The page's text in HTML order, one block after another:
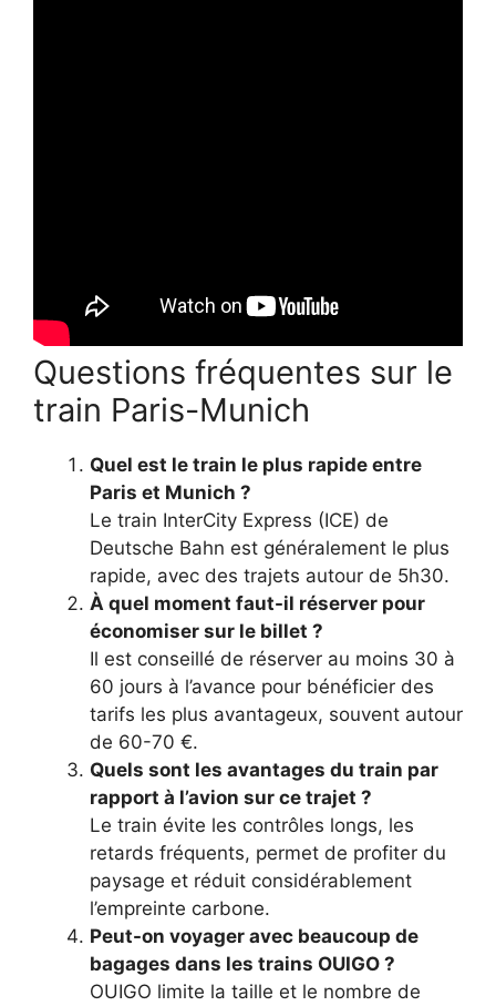
Questions fréquentes sur le
train Paris-Munich
Quel est le train le plus rapide entre
Paris et Munich ?
Le train InterCity Express (ICE) de
Deutsche Bahn est généralement le plus
rapide, avec des trajets autour de 5h30.
À quel moment faut-il réserver pour
économiser sur le billet ?
Il est conseillé de réserver au moins 30 à
60 jours à l’avance pour bénéficier des
tarifs les plus avantageux, souvent autour
de 60-70 €.
Quels sont les avantages du train par
rapport à l’avion sur ce trajet ?
Le train évite les contrôles longs, les
retards fréquents, permet de profiter du
paysage et réduit considérablement
l’empreinte carbone.
Peut-on voyager avec beaucoup de
bagages dans les trains OUIGO ?
OUIGO limite la taille et le nombre de